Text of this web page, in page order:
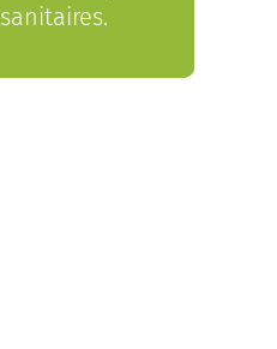
sanitaires.